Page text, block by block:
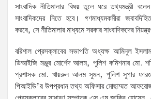
সাংবাদিক নীতিমালার বিষয় তুলে ধরে তথ্যমন্ত্রী
সাংবাদিকদের নিতে হবে। গণমাধ্যমকর্মীরা
করবে, সে নীতিমালার মাধ্যমে সরকার সাংবাদিকদের
বরিশাল প্রেসক্লাবের সভাপতি অধ্যক্ষ আমিনুল
ডিআইজি মঞ্জুর মোর্শেদ আলম, পুলিশ কমিশনার মো.
প্রশাসক মো. খায়রুল আলম সুমন, পুলিশ সুপার
পিআইডি’র উপপ্রধান তথ্য অফিসার মোছাম্মত